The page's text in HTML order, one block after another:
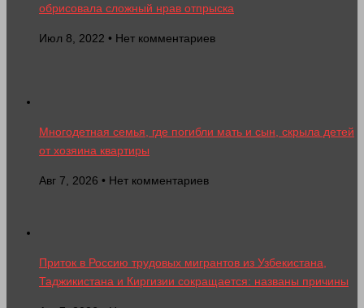
обрисовала сложный нрав отпрыска
Июл 8, 2022 • Нет комментариев
Многодетная семья, где погибли мать и сын, скрыла детей
от хозяина квартиры
Авг 7, 2026 • Нет комментариев
Приток в Россию трудовых мигрантов из Узбекистана,
Таджикистана и Киргизии сокращается: названы причины